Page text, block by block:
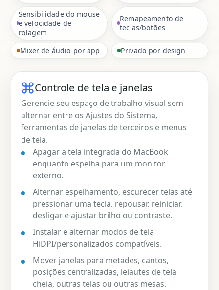
Sensibilidade do mouse
e velocidade de
rolagem
Remapeamento de
teclas/botões
Mixer de áudio por app Privado por design
Controle de tela e janelas
Gerencie seu espaço de trabalho visual sem
alternar entre os Ajustes do Sistema,
ferramentas de janelas de terceiros e menus
de tela.
Apagar a tela integrada do MacBook
enquanto espelha para um monitor
externo.
Alternar espelhamento, escurecer telas até
pressionar uma tecla, repousar, reiniciar,
desligar e ajustar brilho ou contraste.
Instalar e alternar modos de tela
HiDPI/personalizados compatíveis.
Mover janelas para metades, cantos,
posições centralizadas, leiautes de tela
cheia, outras telas ou outras mesas.